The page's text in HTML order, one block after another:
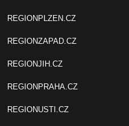
REGIONPLZEN.CZ
REGIONZAPAD.CZ
REGIONJIH.CZ
REGIONPRAHA.CZ
REGIONUSTI.CZ